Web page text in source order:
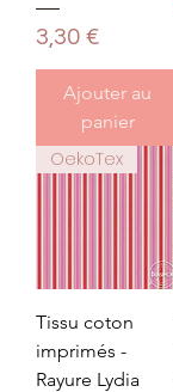
Prix
3,30 €
Ajouter au
panier
OekoTex
Tissu coton
imprimés -
Rayure Lydia